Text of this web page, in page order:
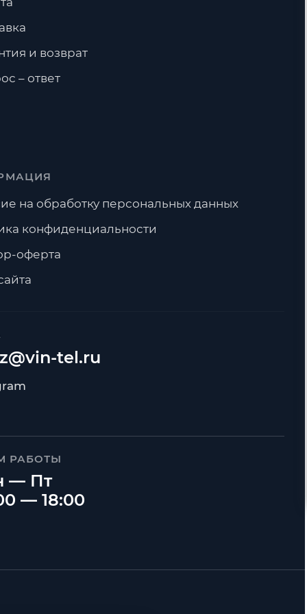
tel.ru
РАБОТЫ
— Пт
— 18:00
и возврат
– ответ
на обработку персональных данных
конфиденциальности
оферта